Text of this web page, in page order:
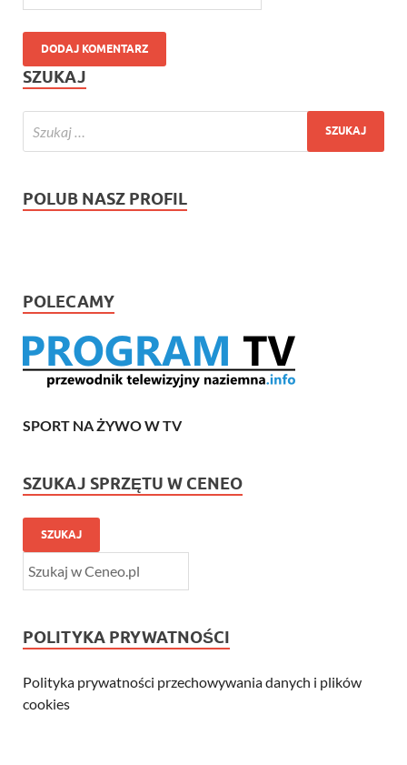
SZUKAJ
POLUB NASZ PROFIL
POLECAMY
SPORT NA ŻYWO W TV
SZUKAJ SPRZĘTU W CENEO
SZUKAJ
POLITYKA PRYWATNOŚCI
Polityka prywatności przechowywania danych i plików
cookies